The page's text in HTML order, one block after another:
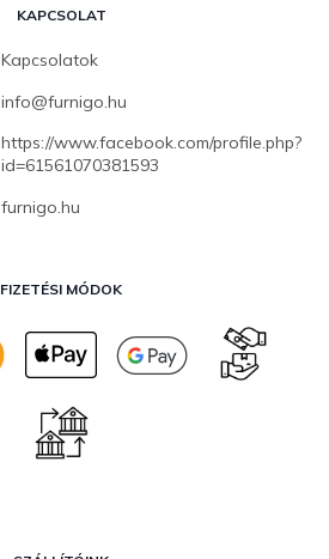
KAPCSOLAT
Kapcsolatok
info@furnigo.hu
https://www.facebook.com/profile.php?
id=61561070381593
furnigo.hu
FIZETÉSI MÓDOK